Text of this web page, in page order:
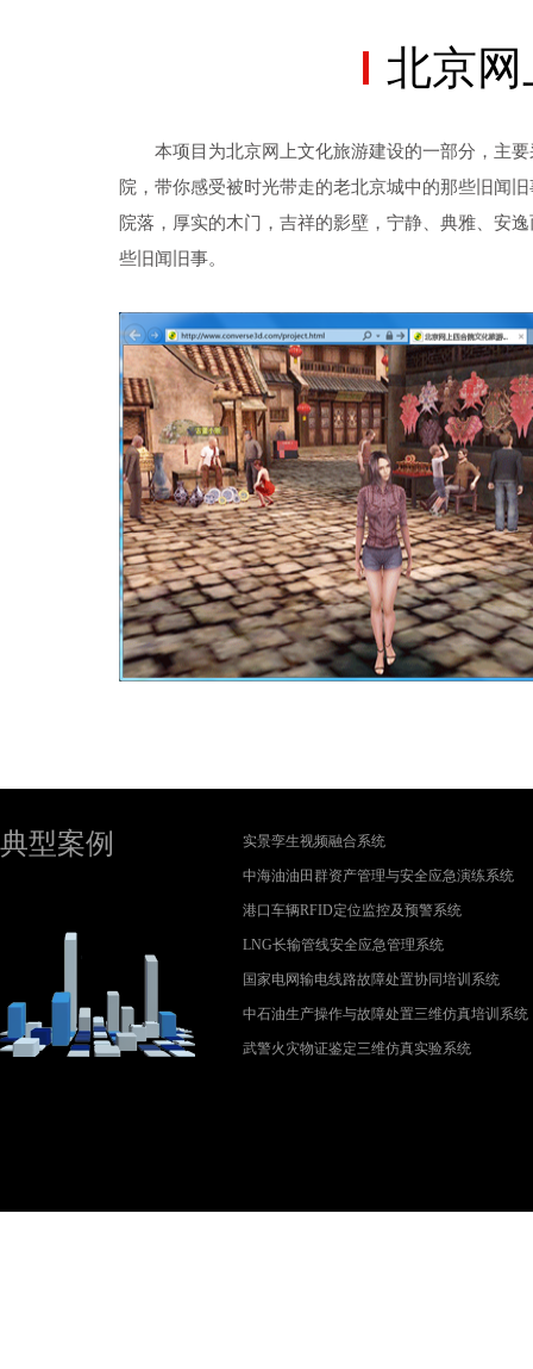
北京
本项目为北京网上文化旅游建设的一部分，主
院，带你感受被时光带走的老北京城中的那些旧闻
院落，厚实的木门，吉祥的影壁，宁静、典雅、安
些旧闻旧事。
典型案例 实景孪生视频融合系统
中海油油田群资产管理与安全应急演练系统
港口车辆RFID定位监控及预警系统
LNG长输管线安全应急管理系统
国家电网输电线路故障处置协同培训系统
中石油生产操作与故障处置三维仿真培训系统
武警火灾物证鉴定三维仿真实验系统